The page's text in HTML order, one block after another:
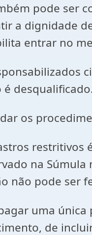
pode ser
a dignidade
entrar no
os
na Súmula
não pode ser
uma
de